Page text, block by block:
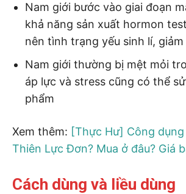
Nam giới bước vào giai đoạn
khả năng sản xuất hormon
nên tình trạng yếu sinh lí,
Nam giới thường bị mệt mỏi
áp lực và stress cũng có thể
phẩm
Xem thêm: [Thực Hư] Công
Thiên Lực Đơn? Mua ở đâu? Giá
Cách dùng và liều dùng